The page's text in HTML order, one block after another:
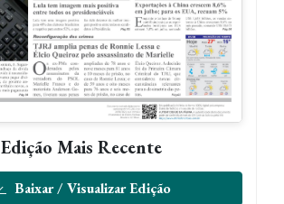
Edição Mais Recente
Baixar / Visualizar Edição